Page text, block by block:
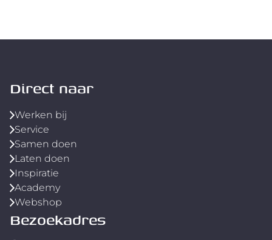
Direct naar
Werken bij
Service
Samen doen
Laten doen
Inspiratie
Academy
Webshop
Bezoekadres